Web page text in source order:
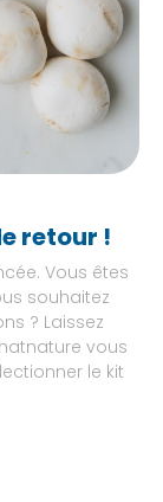
retour !
Vous êtes
souhaitez
? Laissez
vous
le kit